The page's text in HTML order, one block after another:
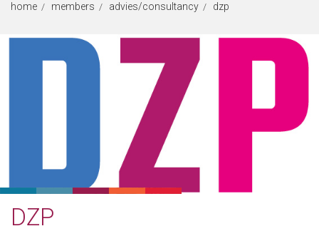
home / members / advies/consultancy / dzp
DZP